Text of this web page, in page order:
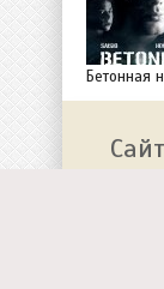
Бетонная